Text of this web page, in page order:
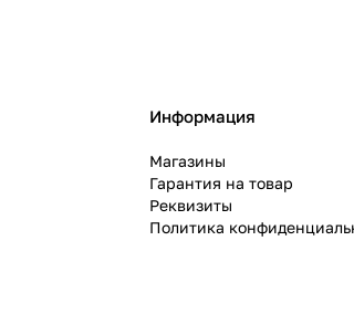
Информация
Магазины
Гарантия на товар
Реквизиты
Политика